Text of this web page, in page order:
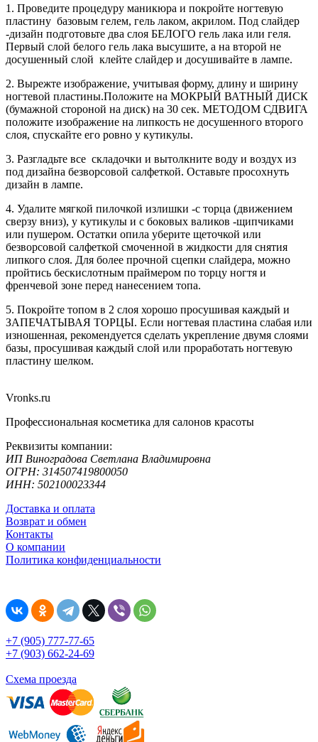
1. Проведите процедуру маникюра и покройте ногтевую
пластину базовым гелем, гель лаком, акрилом. Под слайдер
-дизайн подготовьте два слоя БЕЛОГО гель лака или геля.
Первый слой белого гель лака высушите, а на второй не
досушенный слой клейте слайдер и досушивайте в лампе.
2. Вырежте изображение, учитывая форму, длину и ширину
ногтевой пластины.Положите на МОКРЫЙ ВАТНЫЙ ДИСК
(бумажной стороной на диск) на 30 сек. МЕТОДОМ СДВИГА
положите изображение на липкость не досушенного второго
слоя, спускайте его ровно у кутикулы.
3. Разгладьте все складочки и вытолкните воду и воздух из
под дизайна безворсовой салфеткой. Оставьте просохнуть
дизайн в лампе.
4. Удалите мягкой пилочкой излишки -с торца (движением
сверзу вниз), у кутикулы и с боковых валиков -щипчиками
или пушером. Остатки опила уберите щеточкой или
безворсовой салфеткой смоченной в жидкости для снятия
липкого слоя. Для более прочной сцепки слайдера, можно
пройтись бескислотным праймером по торцу ногтя и
френчевой зоне перед нанесением топа.
5. Покройте топом в 2 слоя хорошо просушивая каждый и
ЗАПЕЧАТЫВАЯ ТОРЦЫ. Если ногтевая пластина слабая или
изношенная, рекомендуется сделать укрепление двумя слоями
базы, просушивая каждый слой или проработать ногтевую
пластину шелком.
Vronks.ru
Профессиональная косметика для салонов красоты
Реквизиты компании:
ИП Виноградова Светлана Владимировна
ОГРН: 314507419800050
ИНН: 502100023344
Доставка и оплата
Возврат и обмен
Контакты
О компании
Политика конфиденциальности
+7 (905) 777-77-65
+7 (903) 662-24-69
Схема проезда